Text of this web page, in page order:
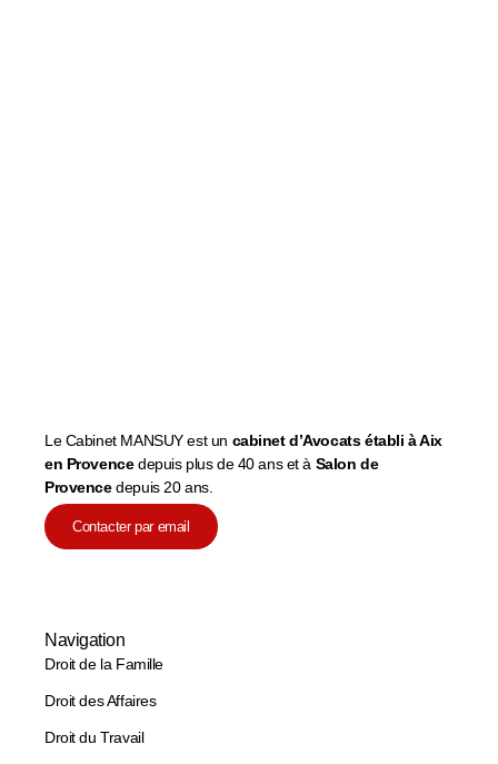
Le Cabinet MANSUY est un cabinet d’Avocats établi à Aix
en Provencedepuis plus de 40 ans et à Salon de
Provencedepuis 20 ans.
Contacter par email
Navigation
Droit de la Famille
Droit des Affaires
Droit du Travail